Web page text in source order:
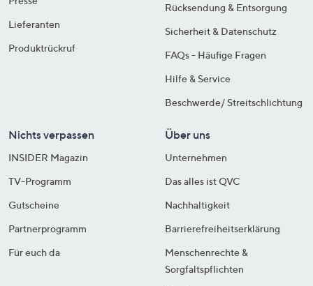
Lieferanten
Produktrückruf
Rücksendung & Entsorgung
Sicherheit & Datenschutz
FAQs - Häufige Fragen
Hilfe & Service
Beschwerde/ Streitschlichtung
Nichts verpassen
INSIDER Magazin
TV-Programm
Gutscheine
Partnerprogramm
Für euch da
Über uns
Unternehmen
Das alles ist QVC
Nachhaltigkeit
Barrierefreiheitserklärung
Menschenrechte &
Sorgfaltspflichten